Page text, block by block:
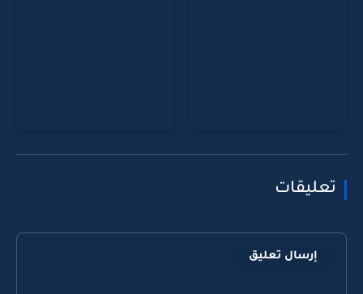
تعليقات
إرسال تعليق